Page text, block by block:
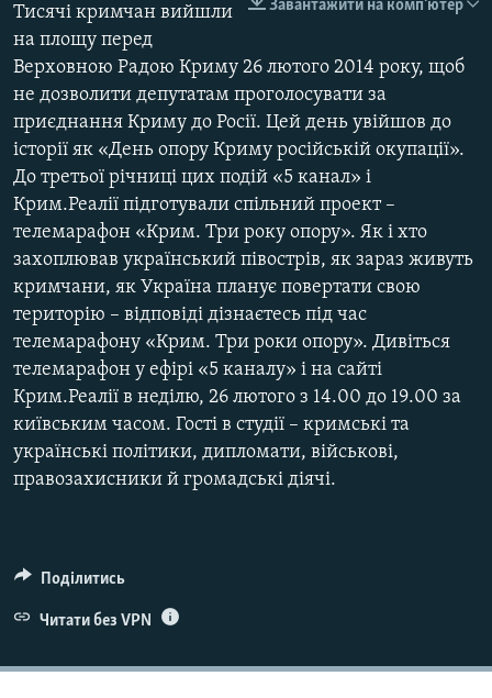
ВІДЕОУРОКИ «ELIFBE»
СВІДЧЕННЯ ОКУПАЦІЇ
УКРАЇНСЬКА ПРОБЛЕМА КРИМУ
ІНФОГРАФІКА
Русский
Qırımtatar
ДОЛУЧАЙСЯ!
Усі сайти RFE/RL
Завантажити на комп'ютер
Тисячі кримчан вийшли
на площу перед
Верховною Радою Криму 26 лютого 2014 року, щоб
не дозволити депутатам проголосувати за
приєднання Криму до Росії. Цей день увійшов до
історії як «День опору Криму російській окупації».
До третьої річниці цих подій «5 канал» і
Крим.Реалії підготували спільний проект –
телемарафон «Крим. Три року опору». Як і хто
захоплював український півострів, як зараз живуть
кримчани, як Україна планує повертати свою
територію – відповіді дізнаєтесь під час
телемарафону «Крим. Три роки опору». Дивіться
телемарафон у ефірі «5 каналу» і на сайті
Крим.Реалії в неділю, 26 лютого з 14.00 до 19.00 за
київським часом. Гості в студії – кримські та
українські політики, дипломати, військові,
правозахисники й громадські діячі.
Поділитись
Читати без VPN